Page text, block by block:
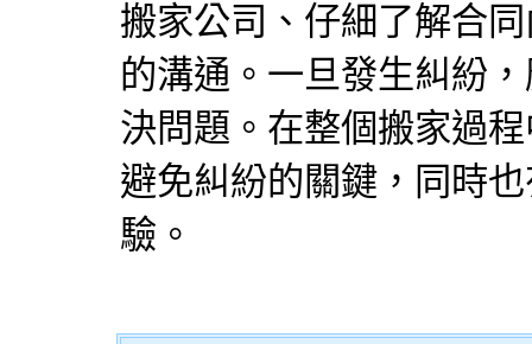
搬家公司、仔細了解合
的溝通。一旦發生糾紛
決問題。在整個搬家過
避免糾紛的關鍵，同時
驗。